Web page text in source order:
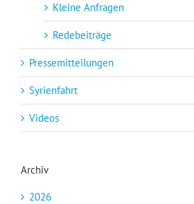
Kleine Anfragen
Redebeiträge
Pressemitteilungen
Syrienfahrt
Videos
Archiv
2026